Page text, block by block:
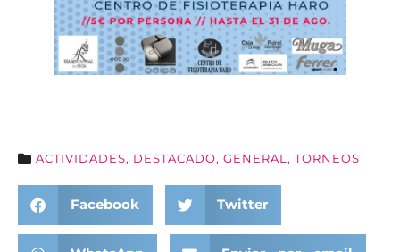
ACTIVIDADES, DESTACADO, GENERAL , TORNEOS
Facebook Twitter